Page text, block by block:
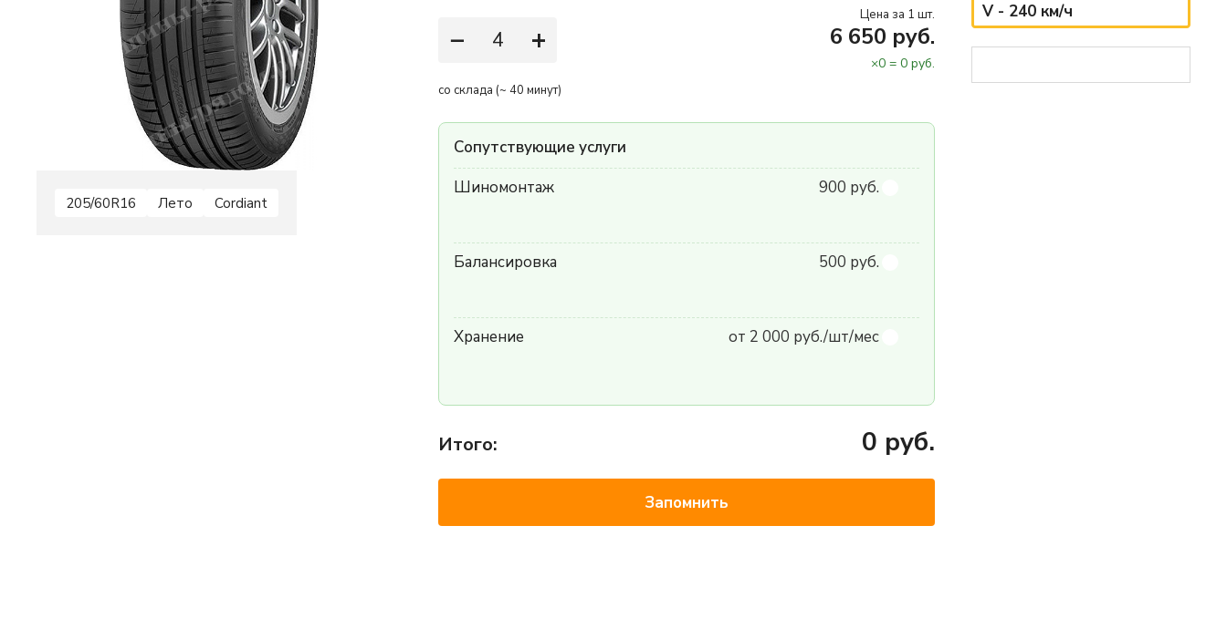
205/60R16 Лето Cordiant
− +
Цена за 1 шт.
6 650 руб.
×0 = 0 руб.
со склада (~ 40 минут)
Сопутствующие услуги
Шиномонтаж
900 руб.
Балансировка 500 руб.
Хранение от 2 000 руб./шт/мес
Итого: 0 руб.
Запомнить
V - 240 км/ч